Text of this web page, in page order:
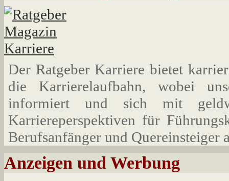
Der Ratgeber Karriere bietet
die Karrierelaufbahn, wobei
informiert und sich mit
Karriereperspektiven für
Berufsanfänger und Quereinsteiger
Anzeigen und Werbung